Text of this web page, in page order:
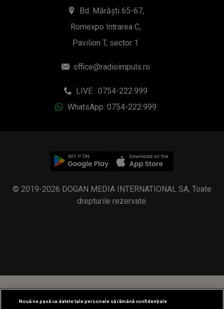
Bd. Mărăști 65-67,
Romexpo Intrarea C,
Pavilion T, sector 1
office@radioimpuls.ro
LIVE : 0754-222.999
WhatsApp: 0754-222.999
© 2019-2026 DOGAN MEDIA INTERNATIONAL SA, Toate
drepturile rezervate.
Nouă ne pasă ca datele tale personale să rămână confidențiale